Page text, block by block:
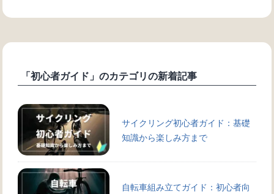
「初心者ガイド」のカテゴリの新着記事
サイクリング初心者ガイド：基礎
知識から楽しみ方まで
自転車組み立てガイド：初心者向